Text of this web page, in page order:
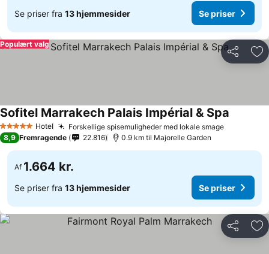
Se priser fra 13 hjemmesider Se priser
Del
Populært valg
5 Stjerner Hotel Forskellige spisemuligheder med lokale smage
Sofitel Marrakech Palais Impérial & Spa
8,9 Fremragende 22.816 0.9 km til Majorelle Garden
Af 1.664 kr.
Se priser fra 13 hjemmesider Se priser
Del